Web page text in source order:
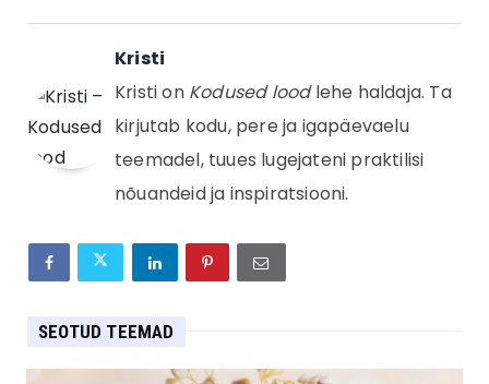
Kristi
Kristi on Kodused loodlehe haldaja. Ta
kirjutab kodu, pere ja igapäevaelu
teemadel, tuues lugejateni praktilisi
nõuandeid ja inspiratsiooni.
SEOTUD TEEMAD